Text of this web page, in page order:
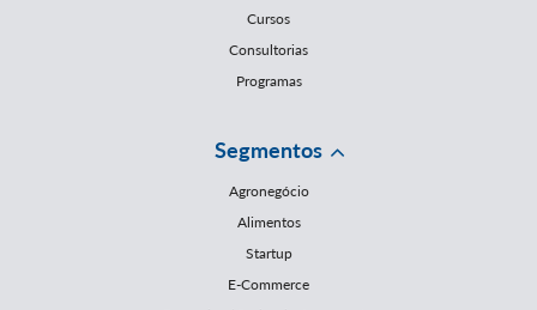
Cursos
Consultorias
Programas
Segmentos
Agronegócio
Alimentos
Startup
E-Commerce